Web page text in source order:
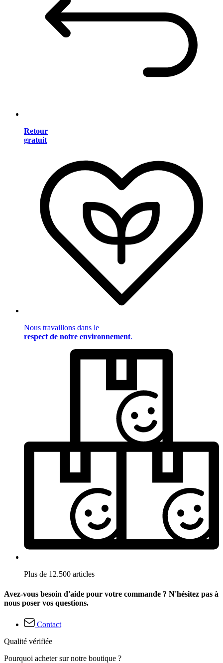
Retour
gratuit
Nous travaillons dans le
respect de notre environnement.
Plus de 12.500 articles
Avez-vous besoin d'aide pour votre commande ? N'hésitez pas à
nous poser vos questions.
Contact
Qualité vérifiée
Pourquoi acheter sur notre boutique ?